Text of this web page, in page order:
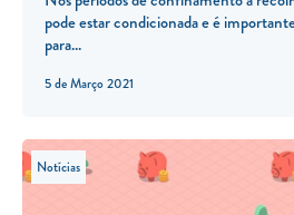
5 de Março 2021
pode estar condicionada e é
para...
Notícias